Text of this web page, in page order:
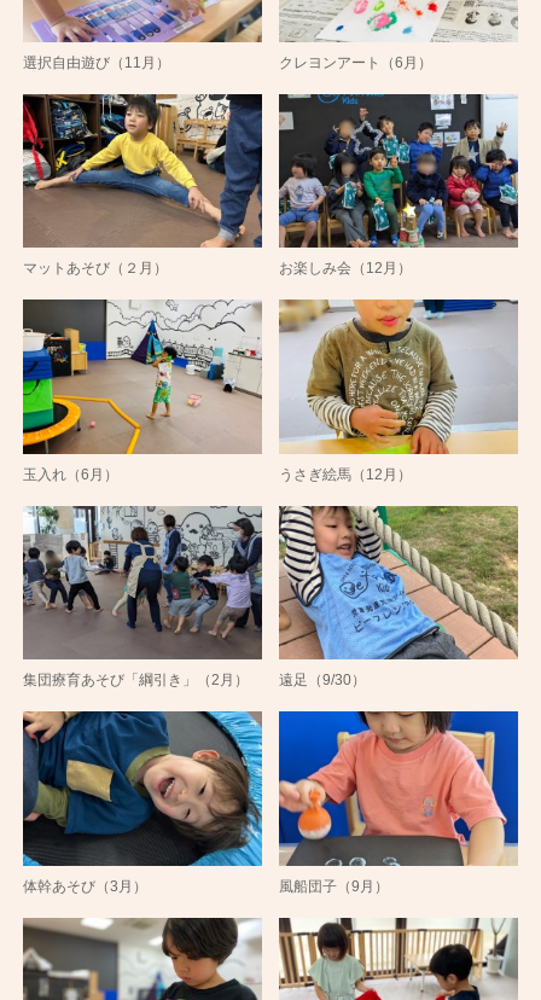
選択自由遊び（11月） クレヨンアート（6月）
マットあそび（２月） お楽しみ会（12月）
玉入れ（6月） うさぎ絵馬（12月）
集団療育あそび「綱引き」（2月） 遠足（9/30）
体幹あそび（3月） 風船団子（9月）